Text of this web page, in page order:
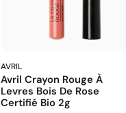
AVRIL
Avril Crayon Rouge À
Levres Bois De Rose
Certifié Bio 2g